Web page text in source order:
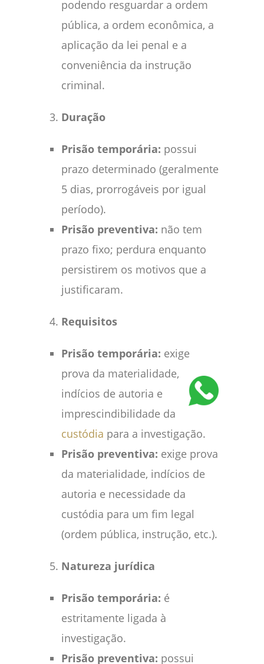
podendo resguardar a ordem
pública, a ordem econômica, a
aplicação da lei penal e a
conveniência da instrução
criminal.
Duração
Prisão temporária: possui
prazo determinado (geralmente
5 dias, prorrogáveis por igual
período).
Prisão preventiva: não tem
prazo fixo; perdura enquanto
persistirem os motivos que a
justificaram.
Requisitos
Prisão temporária: exige
prova da materialidade,
indícios de autoria e
imprescindibilidade da
custódia para a investigação.
Prisão preventiva: exige prova
da materialidade, indícios de
autoria e necessidade da
custódia para um fim legal
(ordem pública, instrução, etc.).
Natureza jurídica
Prisão temporária: é
estritamente ligada à
investigação.
Prisão preventiva: possui